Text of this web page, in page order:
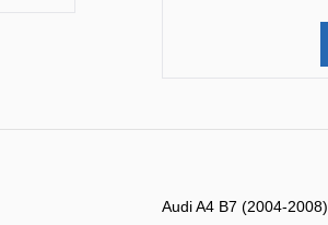
Audi A4 B7 (2004-2008)